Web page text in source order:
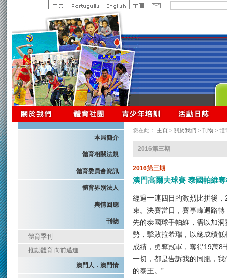
本局簡介
體育相關法規
體育委員會資訊
體育界別法人
輿情回應
刊物
體育季刊
推動體育 向前邁進
澳門人．澳門情
您在此： 主頁 > 關於我們 > 刊物 > 體
2016第三期
2016第三期
澳門高爾夫球賽 泰國帕維
經過一連四日的激烈比拼後
束。決賽當日，賽事峰迴路
先的泰國球手帕維，需以加
勢，擊敗拉希瑞，以總成績
成績，勇奪冠軍，奪得19萬8
一切，都是告訴我的同胞，
的泰王。”